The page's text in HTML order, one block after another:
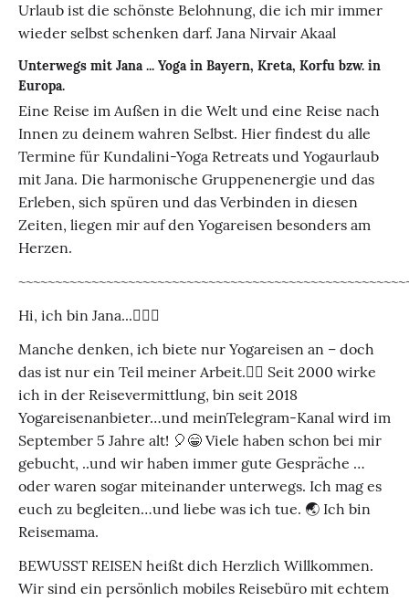
Urlaub ist die schönste Belohnung, die ich mir immer
wieder selbst schenken darf. Jana Nirvair Akaal
Unterwegs mit Jana ... Yoga in Bayern, Kreta, Korfu bzw. in
Europa.
Eine Reise im Außen in die Welt und eine Reise nach
Innen zu deinem wahren Selbst. Hier findest du alle
Termine für Kundalini-Yoga Retreats und Yogaurlaub
mit Jana. Die harmonische Gruppenenergie und das
Erleben, sich spüren und das Verbinden in diesen
Zeiten, liegen mir auf den Yogareisen besonders am
Herzen.
Hi, ich bin Jana...🙋🏼‍♀️
Manche denken, ich biete nur Yogareisen an – doch
das ist nur ein Teil meiner Arbeit.👌🏼 Seit 2000 wirke
ich in der Reisevermittlung, bin seit 2018
Yogareisenanbieter…und meinTelegram-Kanal wird im
September 5 Jahre alt! 🎈😁 Viele haben schon bei mir
gebucht, ..und wir haben immer gute Gespräche …
oder waren sogar miteinander unterwegs. Ich mag es
euch zu begleiten…und liebe was ich tue. 🌏 Ich bin
Reisemama.
BEWUSST REISEN heißt dich Herzlich Willkommen.
Wir sind ein persönlich mobiles Reisebüro mit echtem